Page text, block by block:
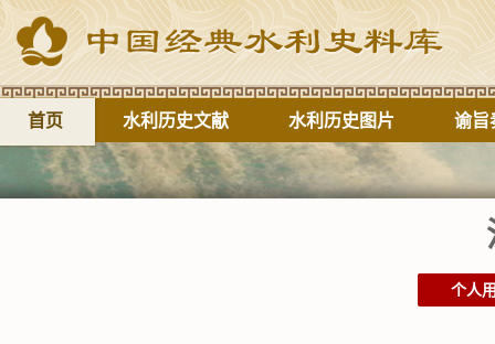
首页 水利历史文献 水利历史图片 谕旨
个人